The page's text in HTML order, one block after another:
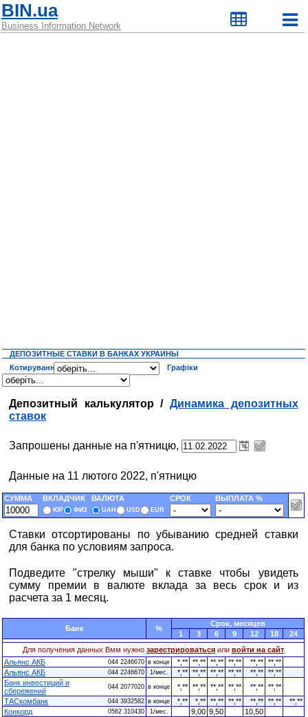
BIN.ua
Business Information Network
ДЕПОЗИТНЫЕ СТАВКИ В БАНКАХ УКРАИНЫ
Котирування
Графіки
Депозитный калькулятор / Динамика депозитных
ставок
Запрошены данные на п'ятницю,
Данные на 11 лютого 2022, п'ятницю
СУММА ВКЛАДЧИК ВАЛЮТА СРОК ВЫПЛАТА %
ЮР ФИЗ UAH USD EUR
Ставки отсортированы по убыванию средней ставки
для банка по условиям запроса.
Подведите "стрелку мыши" к ставке чтобы увидеть
сумму премии в валюте вклада за весь срок и из
расчета за 1 месяц.
Банк %
Cрок, месяцев
1
3 6 9 12 18
24
Для получения данных Вмм нужно зарестрироваться или войти на сайт
Альянс АКБ
044 2246670 в конце *,** **,** **,** **,** **,** **,**
Альянс АКБ
044 2246670 1/мес. *,** **,** **,** **,** **,** **,**
Банк инвестиций и
сбережений
044 2077020 в конце *,** **,** **,** **,** **,** **,**
ТАСкомбанк
044 3932582 в конце *,** *,** **,** **,** **,** **,**
**,**
Конкорд
0562 310430 1/мес. 9,00 9,50
10,50